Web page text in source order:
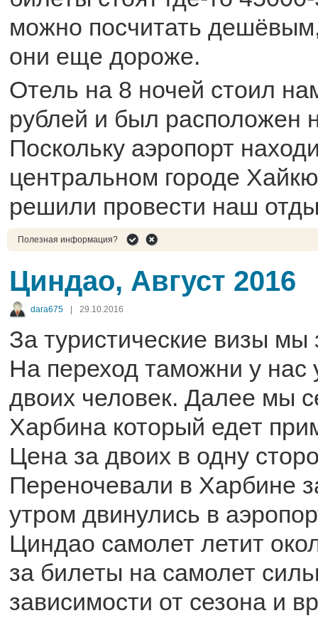
можно посчитать
они еще дороже.
Отель на 8 ночей стоил
рублей и был расположен
Поскольку аэропорт
центральном городе
решили провести наш
Полезная информация?
Циндао, Август 2016
dara675 29.10.2016
За туристические визы мы
На переход таможни у нас
двоих человек. Далее мы
Харбина который едет
Цена за двоих в одну
Переночевали в Харбине
утром двинулись в
Циндао самолет летит
за билеты на самолет
зависимости от сезона и